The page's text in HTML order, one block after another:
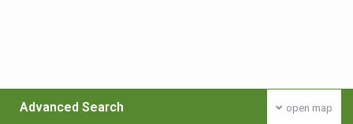
open map
Advanced Search